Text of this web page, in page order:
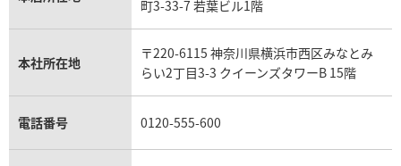
フランク ミュラー買取
リシャール・ミル買取
パネライ買取
チューダー（チュードル）買取
町3-33-7 若葉ビル1階
本社所在地
〒220-6115 神奈川県横浜市西区みなとみ
らい2丁目3-3 クイーンズタワーB 15階
電話番号 0120-555-600